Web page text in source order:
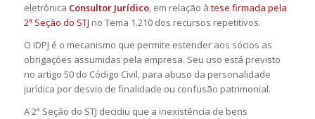
eletrônica Consultor Jurídico, em relação à tese firmada pela
2ª Seção do STJ no Tema 1.210 dos recursos repetitivos.
O IDPJ é o mecanismo que permite estender aos sócios as
obrigações assumidas pela empresa. Seu uso está previsto
no artigo 50 do Código Civil, para abuso da personalidade
jurídica por desvio de finalidade ou confusão patrimonial.
A 2ª Seção do STJ decidiu que a inexistência de bens